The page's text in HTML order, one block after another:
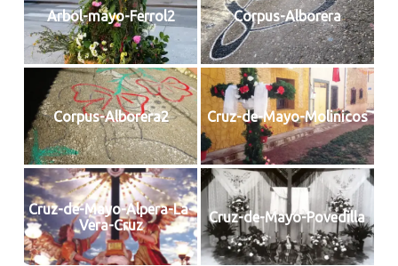
Arbol-mayo-Ferrol2 Corpus-Alborera
Corpus-Alborera2 Cruz-de-Mayo-Molinicos
Cruz-de-Mayo-Alpera-La-
Vera-Cruz
Cruz-de-Mayo-Povedilla